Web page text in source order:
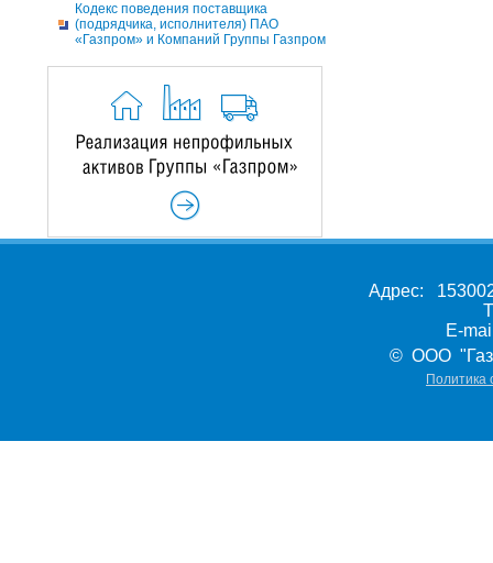
Кодекс поведения поставщика
(подрядчика, исполнителя) ПАО
«Газпром» и Компаний Группы Газпром
Адрес:
E-
© ООО
Политика